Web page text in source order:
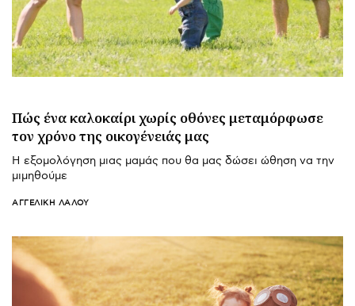
Πώς ένα καλοκαίρι χωρίς οθόνες μεταμόρφωσε
τον χρόνο της οικογένειάς μας
Η εξομολόγηση μιας μαμάς που θα μας δώσει ώθηση να την
μιμηθούμε
ΑΓΓΕΛΙΚΉ ΛΆΛΟΥ